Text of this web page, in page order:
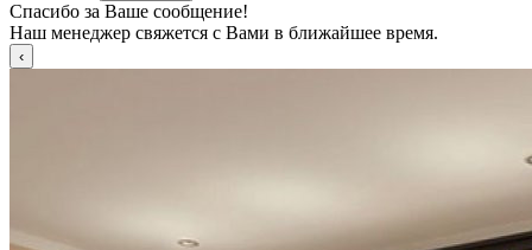
Спасибо за Ваше сообщение!
Наш менеджер свяжется с Вами в ближайшее время.